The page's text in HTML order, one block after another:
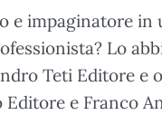
e impaginatore in
Lo
Teti Editore e
e Franco